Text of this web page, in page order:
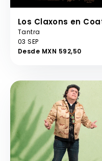
Los Claxons en
Tantra
03 SEP
Desde MXN 592,50